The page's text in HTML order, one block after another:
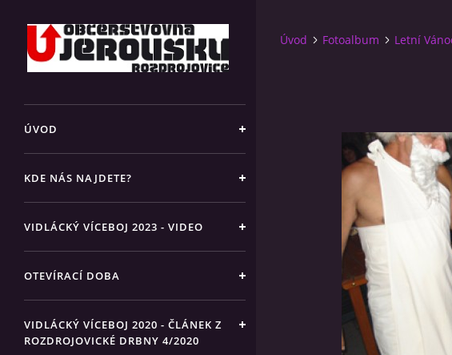
ÚVOD
KDE NÁS NAJDETE?
VIDLÁCKÝ VÍCEBOJ 2023 - VIDEO
OTEVÍRACÍ DOBA
VIDLÁCKÝ VÍCEBOJ 2020 - ČLÁNEK Z
ROZDROJOVICKÉ DRBNY 4/2020
Úvod Fotoalbum Letní